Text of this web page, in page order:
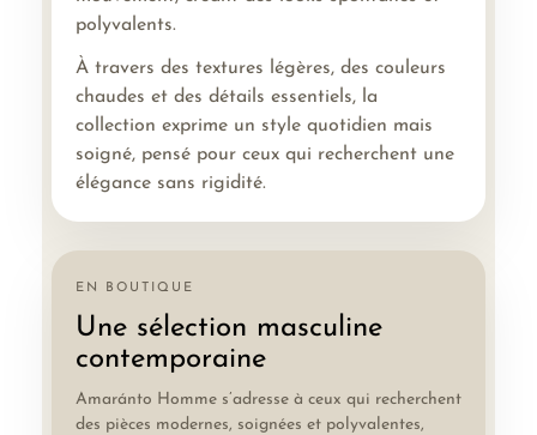
polyvalents.
À travers des textures légères, des couleurs
chaudes et des détails essentiels, la
collection exprime un style quotidien mais
soigné, pensé pour ceux qui recherchent une
élégance sans rigidité.
EN BOUTIQUE
Une sélection masculine
contemporaine
Amaránto Homme s’adresse à ceux qui recherchent
des pièces modernes, soignées et polyvalentes,